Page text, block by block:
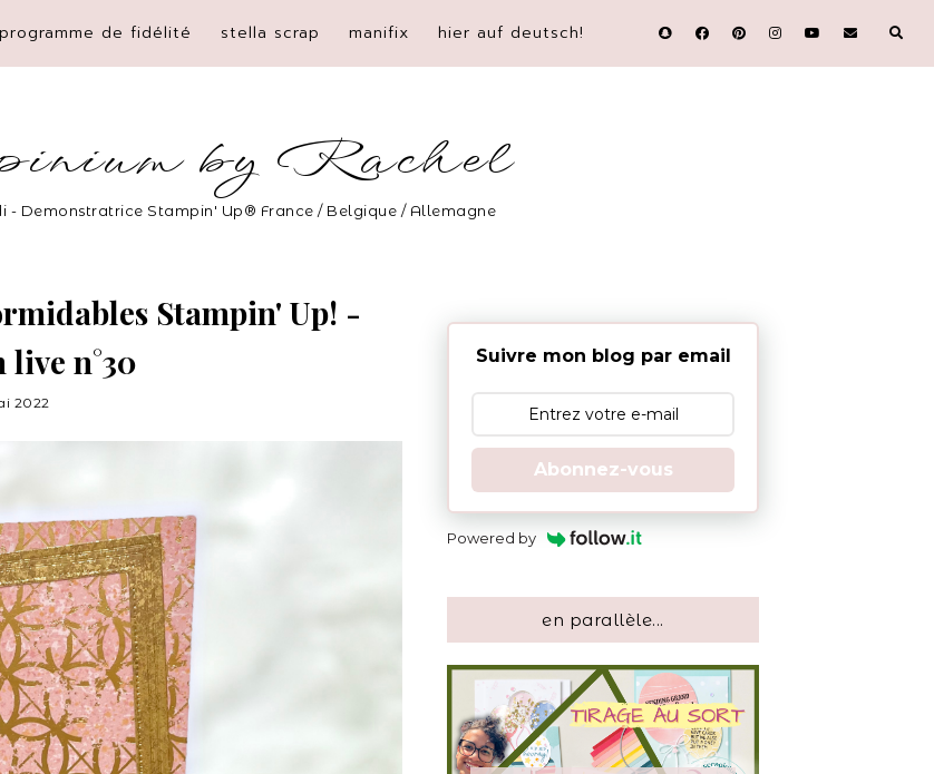
programme de fidélité stella scrap manifix hier auf deutsch!
by Rachel
- Demonstratrice Stampin' Up® France / Belgique / Allemagne
Stampin' Up! -
live n°30
2022
Suivre mon blog par email
Abonnez-vous
Powered by
en parallèle...